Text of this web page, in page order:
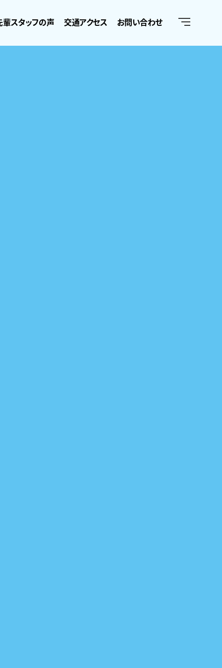
輩スタッフの声 交通アクセス お問い合わせ